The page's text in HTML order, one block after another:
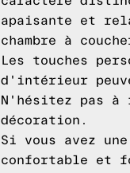
apaisante et
chambre à
Les touches
d'intérieur
N'hésitez pas
décoration.
Si vous avez
confortable et